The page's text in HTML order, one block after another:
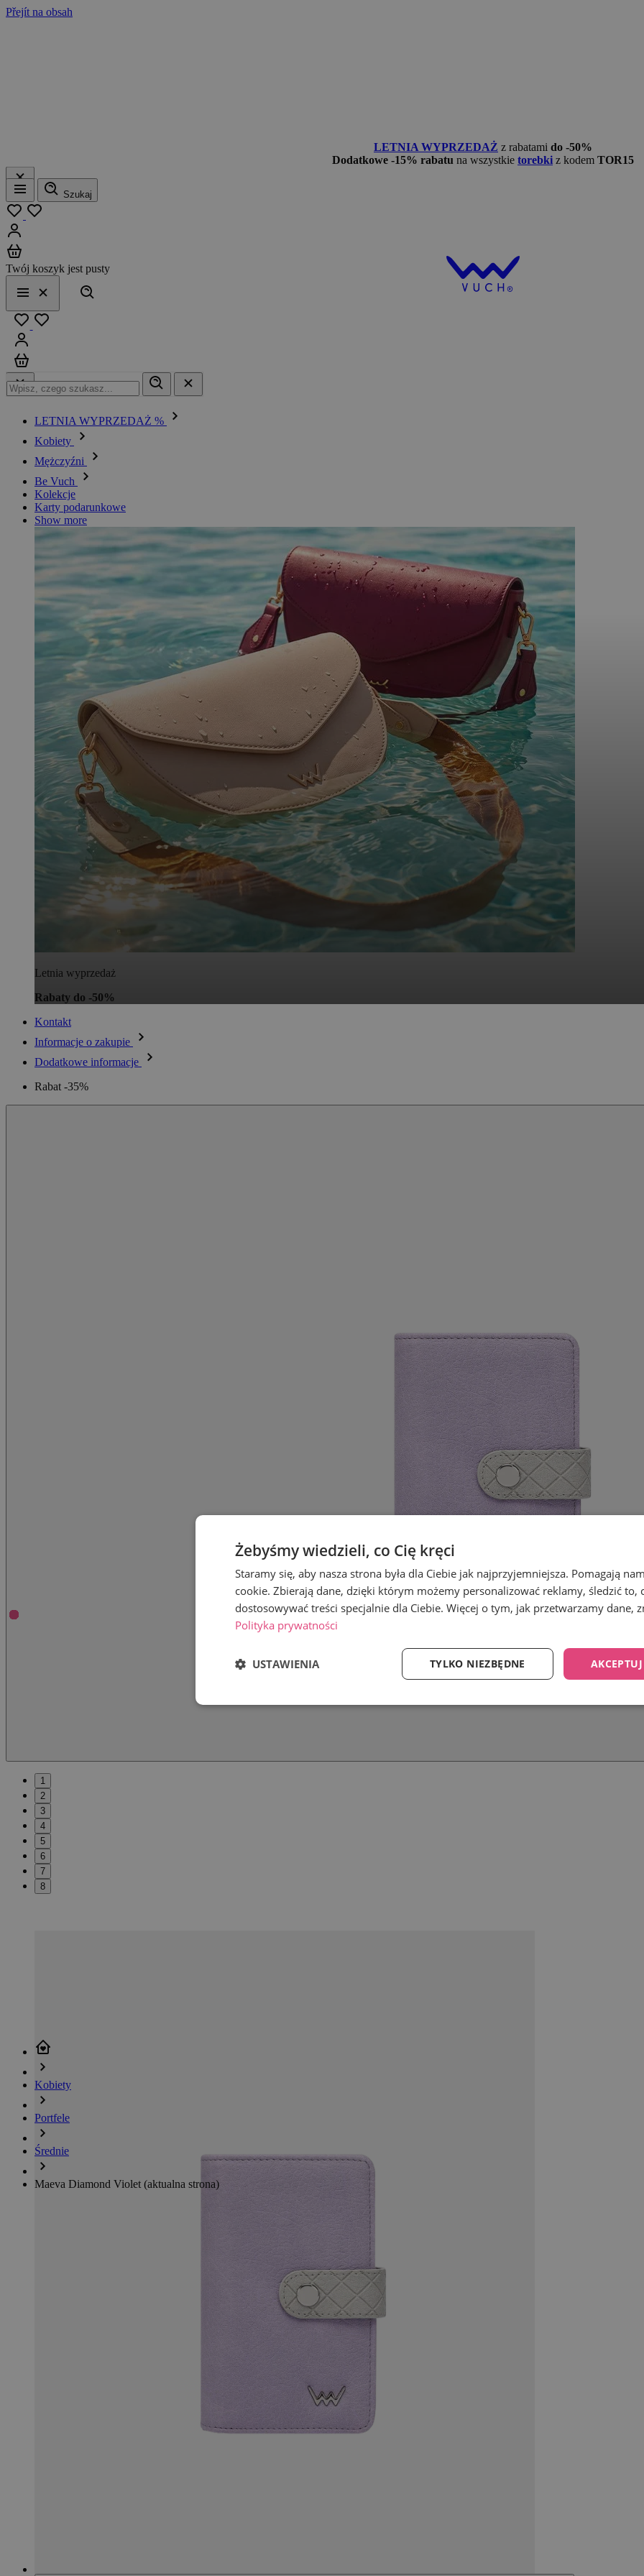
Přejít na obsah
LETNIA WYPRZEDAŻ z rabatami do -50%
Dodatkowe -15% rabatu na wszystkie torebki z kodem TOR15
Menu
Szukaj
Twój koszyk jest pusty
Menu
Zamknij
LETNIA WYPRZEDAŻ %
Kobiety
Mężczyźni
Be Vuch
Kolekcje
Karty podarunkowe
Show more
Letnia wyprzedaż
Rabaty do -50%
Kontakt
Informacje o zakupie
Dodatkowe informacje
Kobiety
Portfele
Średnie
Maeva Diamond Violet (aktualna strona)
Rabat -35%
1
2
3
4
5
6
7
8
Żebyśmy wiedzieli, co Cię kręci
Staramy się, aby nasza strona była dla Ciebie jak najprzyjemniejsza. Pomagają
cookie. Zbierają dane, dzięki którym możemy personalizować reklamy, śledzić to,
dostosowywać treści specjalnie dla Ciebie. Więcej o tym, jak przetwarzamy dane,
Polityka prywatności
TYLKO NIEZBĘDNE
USTAWIENIA